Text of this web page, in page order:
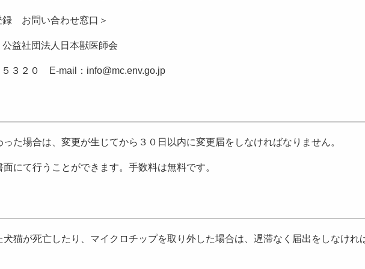
録 お問い合わせ窓口＞
益社団法人日本獣医師会
３２０ E-mail：info@mc.env.go.jp
た場合は、変更が生じてから３０日以内に変更届をしなければなりません。
にて行うことができます。手数料は無料です。
猫が死亡したり、マイクロチップを取り外した場合は、遅滞なく届出をしなけれ